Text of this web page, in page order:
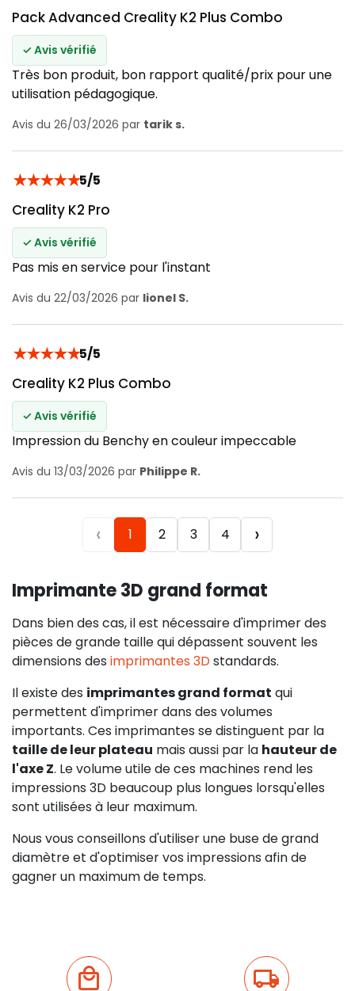
Pack Advanced Creality K2 Plus Combo
✓ Avis vérifié
Très bon produit, bon rapport qualité/prix pour une
utilisation pédagogique.
Avis du 26/03/2026 par tarik s.
★★★★★5/5
Creality K2 Pro
✓ Avis vérifié
Pas mis en service pour l'instant
Avis du 22/03/2026 par lionel S.
★★★★★5/5
Creality K2 Plus Combo
✓ Avis vérifié
Impression du Benchy en couleur impeccable
Avis du 13/03/2026 par Philippe R.
‹ 1 2 3 4 ›
Imprimante 3D grand format
Dans bien des cas, il est nécessaire d'imprimer des
pièces de grande taille qui dépassent souvent les
dimensions des imprimantes 3Dstandards.
Il existe des imprimantes grand format qui
permettent d'imprimer dans des volumes
importants. Ces imprimantes se distinguent par la
taille de leur plateau mais aussi par la hauteur de
l'axe Z. Le volume utile de ces machines rend les
impressions 3D beaucoup plus longues lorsqu'elles
sont utilisées à leur maximum.
Nous vous conseillons d'utiliser une buse de grand
diamètre et d'optimiser vos impressions afin de
gagner un maximum de temps.